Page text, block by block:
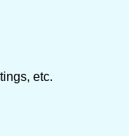
etc.